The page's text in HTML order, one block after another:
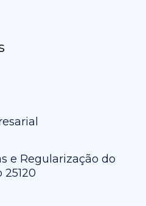
e Regularização do
25120